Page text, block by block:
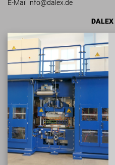
E-Mail info@dalex.de
DALEX